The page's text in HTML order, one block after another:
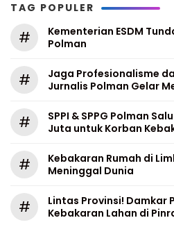
TAG POPULER
#
Kementerian ESDM
Polman
#
Jaga Profesionalisme
Jurnalis Polman Gelar
#
SPPI & SPPG Polman
Juta untuk Korban
#
Kebakaran Rumah di
Meninggal Dunia
#
Lintas Provinsi! Damkar
Kebakaran Lahan di